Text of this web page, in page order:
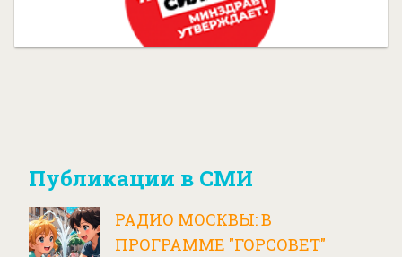
Публикации в СМИ
РАДИО МОСКВЫ: В
ПРОГРАММЕ "ГОРСОВЕТ"